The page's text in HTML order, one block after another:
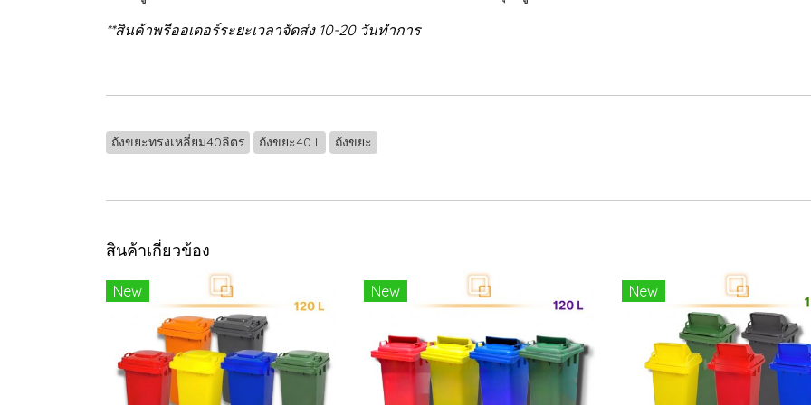
**สินค้าพรีออเดอร์ระยะเวลาจัดส่ง 10-20 วันทำการ
ถังขยะทรงเหลี่ยม40ลิตร ถังขยะ40 L ถังขยะ
สินค้าเกี่ยวข้อง
New New New